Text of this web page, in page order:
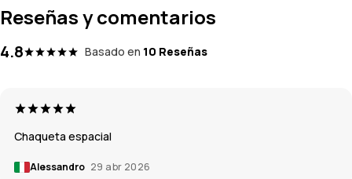
Reseñas y comentarios
4.8 Basado en 10 Reseñas
Chaqueta espacial
Alessandro 29 abr 2026